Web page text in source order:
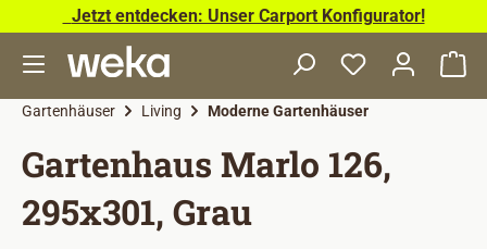
Zum Hauptinhalt springen
Jetzt entdecken: Unser Carport Konfigurator!
Gartenhäuser Living Moderne Gartenhäuser
Gartenhaus Marlo 126,
295x301, Grau